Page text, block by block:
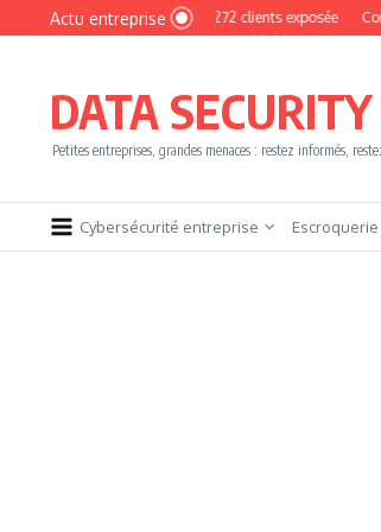
Aller au contenu
Actu entreprise
: une base de 16 272 clients exposée Comment
DATA
Petites entreprises, grandes menaces : restez informés,
Cybersécurité entreprise Escroquerie